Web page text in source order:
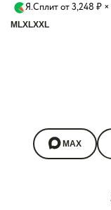
Я.Сплит от 3,248 ₽
MLXLXXL
MAX